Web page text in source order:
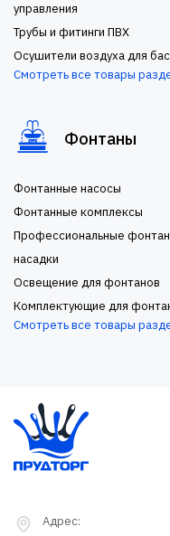
управления
Трубы и фитинги ПВХ
Осушители воздуха для
Смотреть все товары
Фонтаны
Фонтанные насосы
Фонтанные комплексы
Профессиональные
насадки
Освещение для фонтанов
Комплектующие для
Смотреть все товары
Адрес: